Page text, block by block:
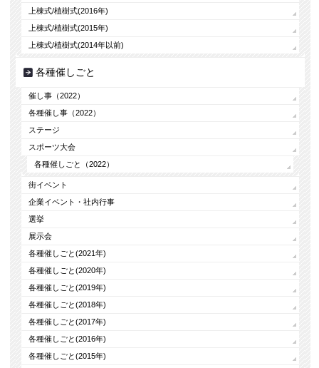
上棟式/植樹式(2016年)
上棟式/植樹式(2015年)
上棟式/植樹式(2014年以前)
各種催しごと
催し事（2022）
各種催し事（2022）
ステージ
スポーツ大会
各種催しごと（2022）
街イベント
企業イベント・社内行事
選挙
展示会
各種催しごと(2021年)
各種催しごと(2020年)
各種催しごと(2019年)
各種催しごと(2018年)
各種催しごと(2017年)
各種催しごと(2016年)
各種催しごと(2015年)